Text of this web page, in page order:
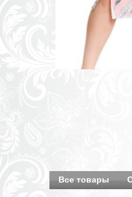
Все товары